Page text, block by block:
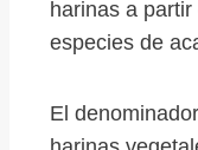
harinas a
especies de
El